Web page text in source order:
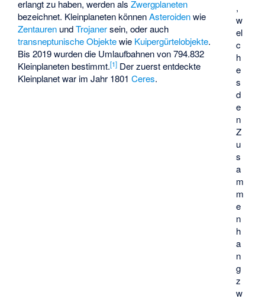
,
w
el
c
h
e
s
d
e
n
Z
u
s
a
m
m
e
n
h
a
n
g
z
w
erlangt zu haben, werden alsZwergplaneten
bezeichnet. Kleinplaneten könnenAsteroidenwie
Zentauren undTrojanersein, oder auch
transneptunische Objektewie Kuipergürtelobjekte.
Bis 2019 wurden die Umlaufbahnen von 794.832
Kleinplaneten bestimmt.[1] Der zuerst entdeckte
Kleinplanet war im Jahr 1801Ceres.